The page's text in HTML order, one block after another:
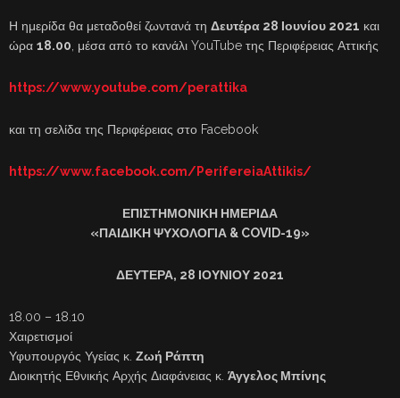
Η ημερίδα θα μεταδοθεί ζωντανά τη Δευτέρα 28 Ιουνίου 2021 και
ώρα 18.00 , μέσα από το κανάλι YouTube της Περιφέρειας Αττικής
https://www.youtube.com/perattika
και τη σελίδα της Περιφέρειας στο Facebook
https://www.facebook.com/PerifereiaAttikis/
ΕΠΙΣΤΗΜΟΝΙΚΗ ΗΜΕΡΙΔΑ
«ΠΑΙΔΙΚΗ ΨΥΧΟΛΟΓΙΑ & COVID-19»
ΔΕΥΤΕΡΑ, 28 ΙΟΥΝΙΟΥ 2021
18.00 – 18.10
Χαιρετισμοί
Υφυπουργός Υγείας κ. Ζωή Ράπτη
Διοικητής Εθνικής Αρχής Διαφάνειας κ. Άγγελος Μπίνης